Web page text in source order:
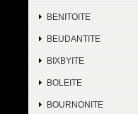
BENITOITE
BEUDANTITE
BIXBYITE
BOLEITE
BOURNONITE